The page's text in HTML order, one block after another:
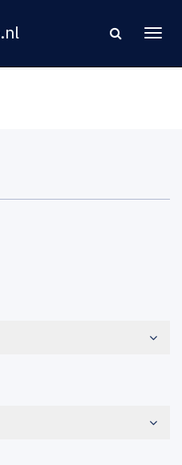
.nl